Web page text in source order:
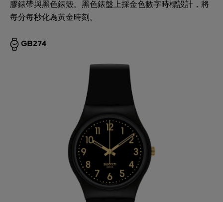
膠錶帶與黑色錶殼。黑色錶盤上採金色數字時標設計，將
每分每秒化為黃金時刻。
GB274